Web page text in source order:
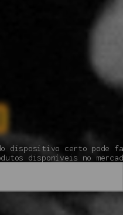
do dispositivo certo pode
disponíveis no